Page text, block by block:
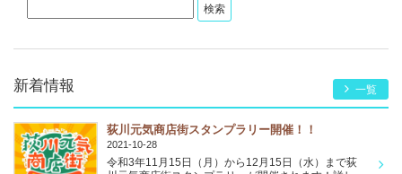
新着情報 一覧
荻川元気商店街スタンプラリー開催！！
2021-10-28
令和3年11月15日（月）から12月15日（水）まで荻